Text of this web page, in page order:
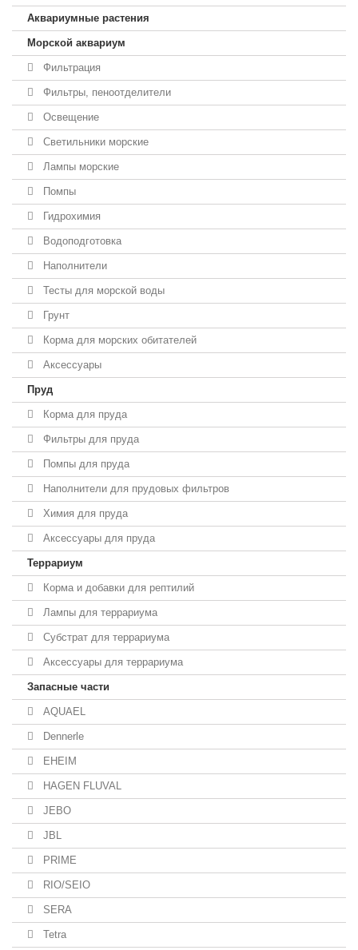
Аквариумные растения
Морской аквариум
Фильтрация
Фильтры, пеноотделители
Освещение
Светильники морские
Лампы морские
Помпы
Гидрохимия
Водоподготовка
Наполнители
Тесты для морской воды
Грунт
Корма для морских обитателей
Аксессуары
Пруд
Корма для пруда
Фильтры для пруда
Помпы для пруда
Наполнители для прудовых фильтров
Химия для пруда
Аксессуары для пруда
Террариум
Корма и добавки для рептилий
Лампы для террариума
Субстрат для террариума
Аксессуары для террариума
Запасные части
AQUAEL
Dennerle
EHEIM
HAGEN FLUVAL
JEBO
JBL
PRIME
RIO/SEIO
SERA
Tetra